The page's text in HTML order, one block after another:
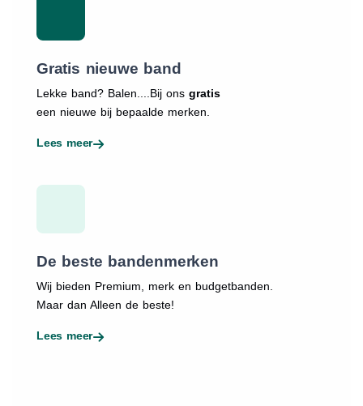
Gratis nieuwe band
Lekke band? Balen....Bij ons gratis
een nieuwe bij bepaalde merken.
Lees meer
De beste bandenmerken
Wij bieden Premium, merk en budgetbanden.
Maar dan Alleen de beste!
Lees meer